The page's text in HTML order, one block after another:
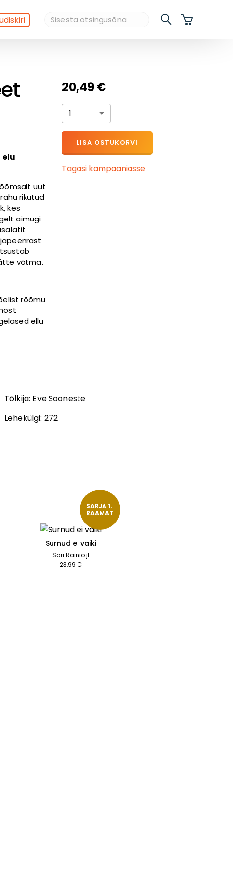
elu
uut
rikutud
kes
aimugi
võtma.
rõõmu
ellu
20,49 €
1
LISA OSTUKORVI
Tagasi kampaaniasse
Tõlkija: Eve Sooneste
Lehekülgi: 272
Surnud ei vaiki
Sari Rainio jt
23,99 €
SARJA 1.
RAAMAT